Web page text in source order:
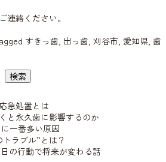
連絡ください。
すきっ歯, 出っ歯, 刈谷市, 愛知県, 歯
検索
急処置とは
と永久歯に影響するのか
一番多い原因
ラブル”とは？
の行動で将来が変わる話